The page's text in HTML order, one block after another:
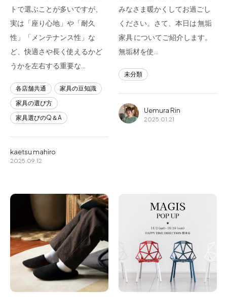
Arv
0965-45-9282
トで選ぶことが多いですが、
実は「座り心地」や「耐久
性」「メンテナンス性」な
ど、快適さや長く使えるかど
うかを左右する重要な…
各店舗共通
家具の豆知識
家具の選び方
家具選びのQ＆A
kaetsu mahiro
2025.09.12
みなさま暖かくしてお過ごし
ください。さて、本日は 無垢
家具 についてご紹介します。
無垢材を使…
未分類
Uemura Rin
2025.01.21